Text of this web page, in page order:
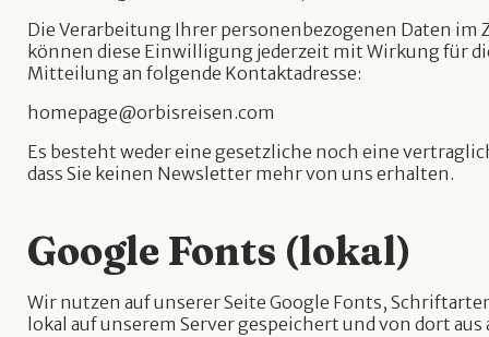
Die Verarbeitung Ihrer personenbezogenen Daten im
können diese Einwilligung jederzeit mit Wirkung für
Mitteilung an folgende Kontaktadresse:
homepage@orbisreisen.com
Es besteht weder eine gesetzliche noch eine
dass Sie keinen Newsletter mehr von uns erhalten.
Google Fonts (lokal)
Wir nutzen auf unserer Seite Google Fonts,
lokal auf unserem Server gespeichert und von dort